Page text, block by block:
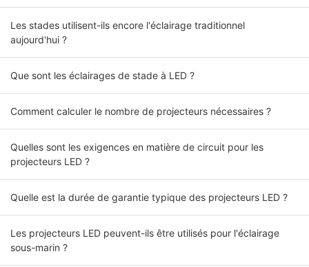
Les stades utilisent-ils encore l'éclairage traditionnel
aujourd'hui ?
Que sont les éclairages de stade à LED ?
Comment calculer le nombre de projecteurs nécessaires ?
Quelles sont les exigences en matière de circuit pour les
projecteurs LED ?
Quelle est la durée de garantie typique des projecteurs LED ?
Les projecteurs LED peuvent-ils être utilisés pour l'éclairage
sous-marin ?